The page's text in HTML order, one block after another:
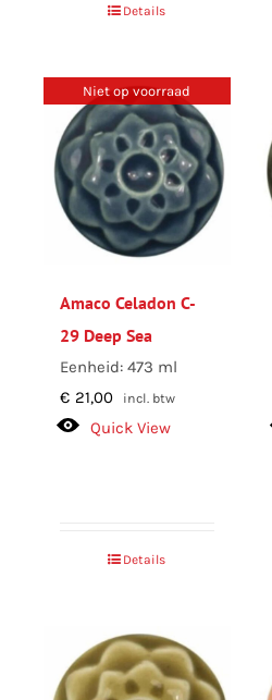
Details
Niet op voorraad
Amaco Celadon C-
29 Deep Sea
Eenheid: 473 ml
€ 21,00 incl. btw
Quick View
Details